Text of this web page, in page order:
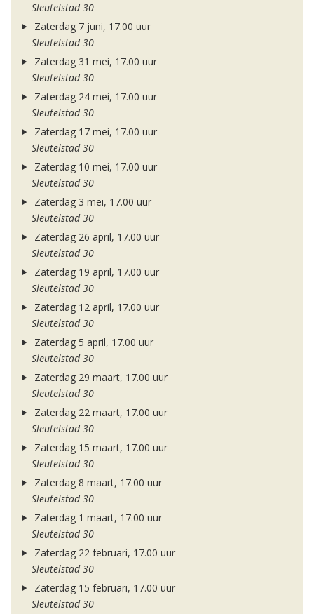
Sleutelstad 30
Zaterdag 7 juni, 17.00 uur
Sleutelstad 30
Zaterdag 31 mei, 17.00 uur
Sleutelstad 30
Zaterdag 24 mei, 17.00 uur
Sleutelstad 30
Zaterdag 17 mei, 17.00 uur
Sleutelstad 30
Zaterdag 10 mei, 17.00 uur
Sleutelstad 30
Zaterdag 3 mei, 17.00 uur
Sleutelstad 30
Zaterdag 26 april, 17.00 uur
Sleutelstad 30
Zaterdag 19 april, 17.00 uur
Sleutelstad 30
Zaterdag 12 april, 17.00 uur
Sleutelstad 30
Zaterdag 5 april, 17.00 uur
Sleutelstad 30
Zaterdag 29 maart, 17.00 uur
Sleutelstad 30
Zaterdag 22 maart, 17.00 uur
Sleutelstad 30
Zaterdag 15 maart, 17.00 uur
Sleutelstad 30
Zaterdag 8 maart, 17.00 uur
Sleutelstad 30
Zaterdag 1 maart, 17.00 uur
Sleutelstad 30
Zaterdag 22 februari, 17.00 uur
Sleutelstad 30
Zaterdag 15 februari, 17.00 uur
Sleutelstad 30